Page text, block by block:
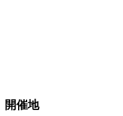
開催地